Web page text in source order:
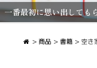
一番最初に思い出しても
> 商品 > 書籍 > 空き